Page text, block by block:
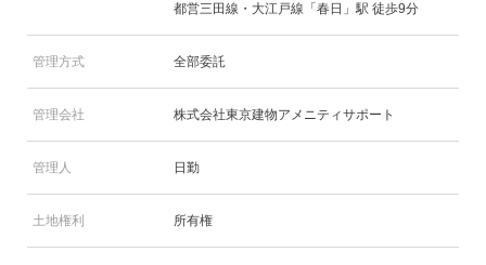
都営三田線・大江戸線「春日」駅 徒歩9分
管理方式 全部委託
管理会社 株式会社東京建物アメニティサポート
管理人 日勤
土地権利 所有権